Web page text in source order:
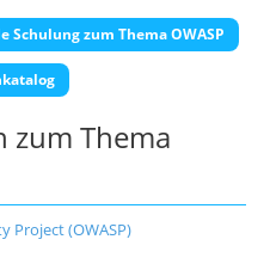
zum Thema OWASP
zum Thema
Project (OWASP)